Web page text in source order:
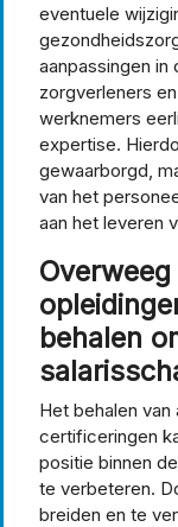
eventuele
aanpassingen in
zorgverleners
werknemers
expertise.
gewaarborgd,
van het
aan het leveren
behalen
Het behalen
certificeringen
positie binnen
te verbeteren.
breiden en te